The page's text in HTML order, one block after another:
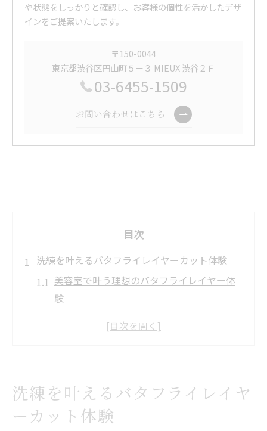
や状態をしっかりと確認し、お客様の個性を活かしたデザ
インをご提案いたします。
〒150-0044
東京都渋谷区円山町５－３ MIEUX 渋谷２Ｆ
03-6455-1509
お問い合わせはこちら
目次
洗練を叶えるバタフライレイヤーカット体験
美容室で叶う理想のバタフライレイヤー体
験
東京都渋谷区で美容室を選ぶ決め手とは
右
最新トレンドを取り入れる美容室の提案力
洗練を叶えるバタフライレイヤ
ーカット体験